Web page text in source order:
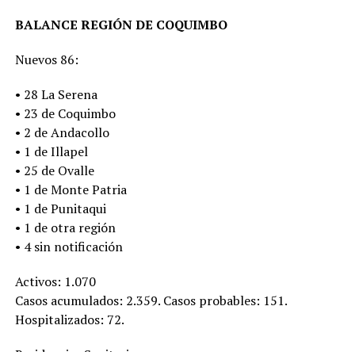
BALANCE REGIÓN DE COQUIMBO
Nuevos 86:
• 28 La Serena
• 23 de Coquimbo
• 2 de Andacollo
• 1 de Illapel
• 25 de Ovalle
• 1 de Monte Patria
• 1 de Punitaqui
• 1 de otra región
• 4 sin notificación
Activos: 1.070
Casos acumulados: 2.359. Casos probables: 151.
Hospitalizados: 72.